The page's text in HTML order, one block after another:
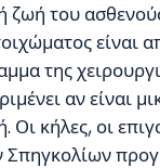
ζωή του
είναι
της
αν είναι
κήλες, οι
Σπηγκολίων